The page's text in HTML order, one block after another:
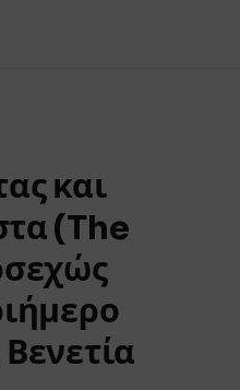
και
(The